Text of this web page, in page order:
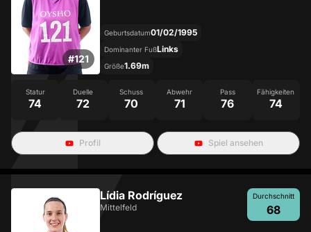
#121
Geburtsdatum01/02/1995
Dominanter FußLinks
Größe1.69m
Statur
74
Duelle
72
Schuss
70
Abwehr
71
Pass
76
Fähigkeiten
74
Profil Spiel ansehen
Lídia Rodríguez
Mittelfeld
Durchschnitt
68